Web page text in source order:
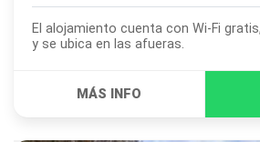
El alojamiento cuenta con Wi-Fi gratis, acepta mascotas
y se ubica en las afueras.